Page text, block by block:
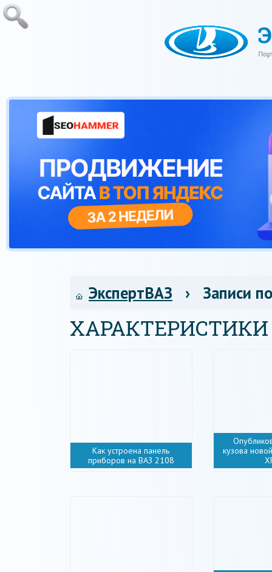
ЭкспертВАЗ › Записи
ХАРАКТЕРИСТИКИ
Как устроена панель
приборов на ВАЗ 2108
кузова